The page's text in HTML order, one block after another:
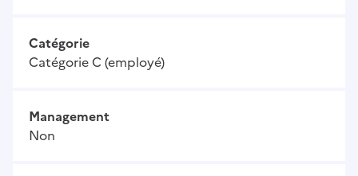
Catégorie
Catégorie C (employé)
Management
Non